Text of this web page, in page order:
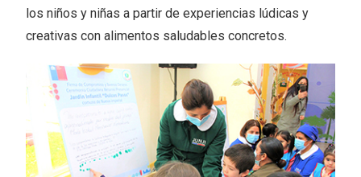
los niños y niñas a partir de experiencias lúdicas y
creativas con alimentos saludables concretos.